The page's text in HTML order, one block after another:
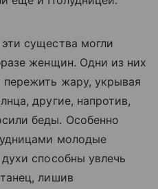
существа могли
женщин. Одни из них
жару, укрывая
другие, напротив,
беды. Особенно
молодые
способны увлечь
лишив